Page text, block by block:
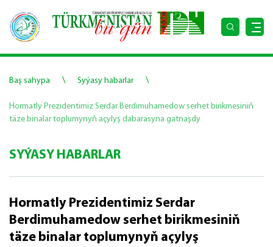
Baş sahypa \ Syýasy habarlar \
Hormatly Prezidentimiz Serdar Berdimuhamedow serhet birikmesiniň
täze binalar toplumynyň açylyş dabarasyna gatnaşdy
SYÝASY HABARLAR
Hormatly Prezidentimiz Serdar
Berdimuhamedow serhet birikmesiniň
täze binalar toplumynyň açylyş